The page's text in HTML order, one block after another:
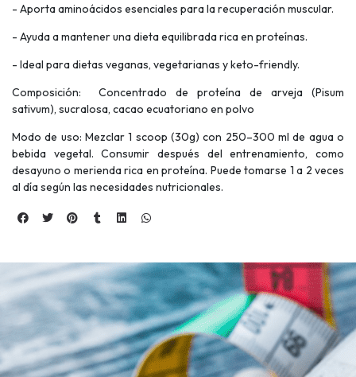
- Aporta aminoácidos esenciales para la recuperación muscular.
- Ayuda a mantener una dieta equilibrada rica en proteínas.
- Ideal para dietas veganas, vegetarianas y keto-friendly.
Composición: Concentrado de proteína de arveja (Pisum
sativum), sucralosa, cacao ecuatoriano en polvo
Modo de uso: Mezclar 1 scoop (30g) con 250–300 ml de agua o
bebida vegetal. Consumir después del entrenamiento, como
desayuno o merienda rica en proteína. Puede tomarse 1 a 2 veces
al día según las necesidades nutricionales.